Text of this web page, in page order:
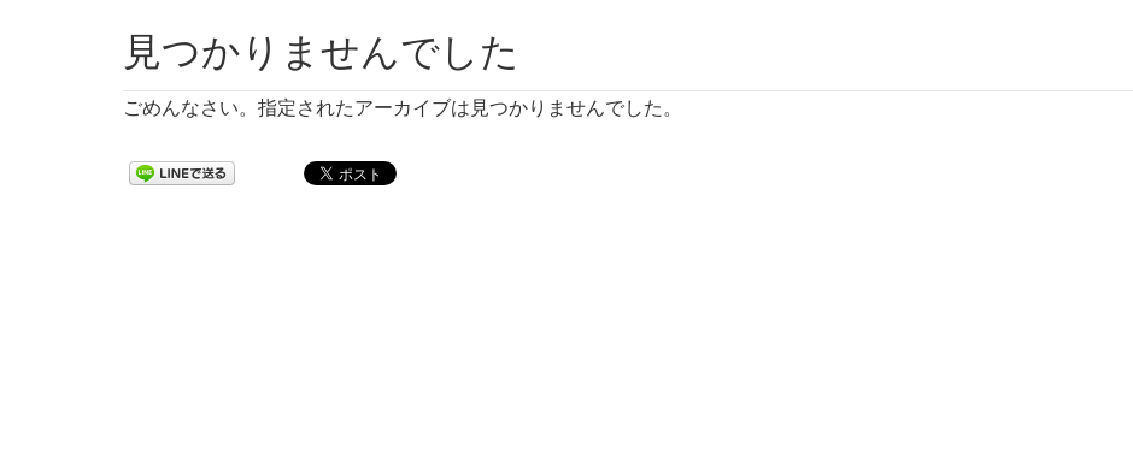
見つかりませんでした
ごめんなさい。指定されたアーカイブは見つかりませんでした。